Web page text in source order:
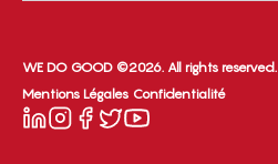
WE DO GOOD ©2026. All rights reserved.
Mentions Légales Confidentialité